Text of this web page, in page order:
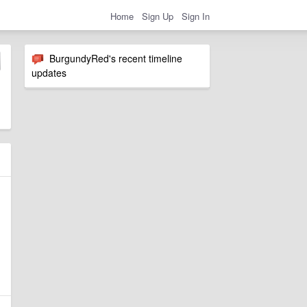
Home Sign Up Sign In
BurgundyRed's recent timeline
updates